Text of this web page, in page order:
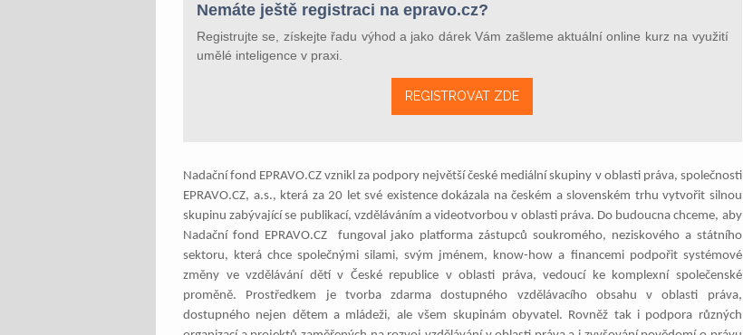
Nemáte ještě registraci na epravo.cz?
Registrujte se, získejte řadu výhod a jako dárek Vám zašleme aktuální online kurz na využití
umělé inteligence v praxi.
REGISTROVAT ZDE
Nadační fond EPRAVO.CZ vznikl za podpory největší české mediální skupiny v oblasti práva, společnosti
EPRAVO.CZ, a.s., která za 20 let své existence dokázala na českém a slovenském trhu vytvořit silnou
skupinu zabývající se publikací, vzděláváním a videotvorbou v oblasti práva. Do budoucna chceme, aby
Nadační fond EPRAVO.CZ fungoval jako platforma zástupců soukromého, neziskového a státního
sektoru, která chce společnými silami, svým jménem, know-how a financemi podpořit systémové
změny ve vzdělávání dětí v České republice v oblasti práva, vedoucí ke komplexní společenské
proměně. Prostředkem je tvorba zdarma dostupného vzdělávacího obsahu v oblasti práva,
dostupného nejen dětem a mládeži, ale všem skupinám obyvatel. Rovněž tak i podpora různých